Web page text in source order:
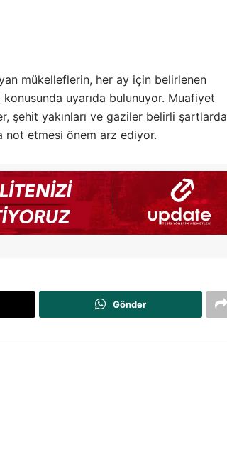
mükelleflerin, her ay için belirlenen
konusunda uyarıda bulunuyor. Muafiyet
şehit yakınları ve gaziler belirli şartlarda
not etmesi önem arz ediyor.
Gönder